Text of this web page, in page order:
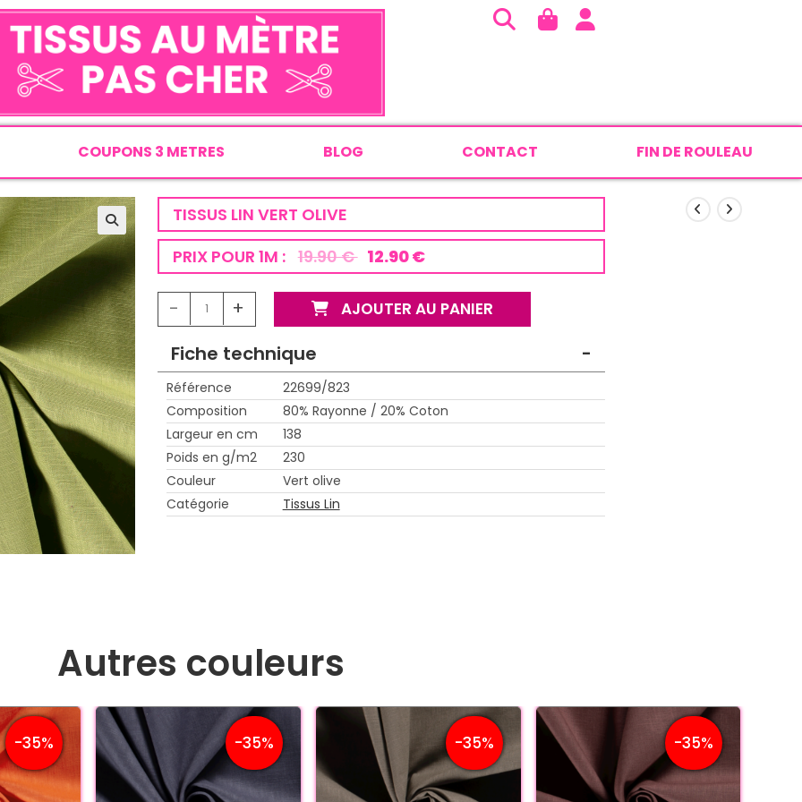
COUPONS 3 METRES BLOG CONTACT FIN DE ROULEAU
TISSUS LIN VERT OLIVE
PRIX POUR 1M : 19.90 € 12.90 €
- + AJOUTER AU PANIER
Fiche technique -
Référence
22699/823
Composition
80% Rayonne / 20% Coton
Largeur en cm
138
Poids en g/m2
230
Couleur
Vert olive
Catégorie
Tissus Lin
Autres couleurs
-35% -35% -35% -35%